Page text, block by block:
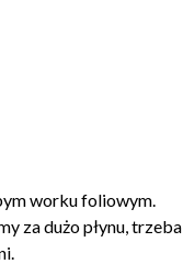
worku foliowym.
za dużo płynu, trzeba